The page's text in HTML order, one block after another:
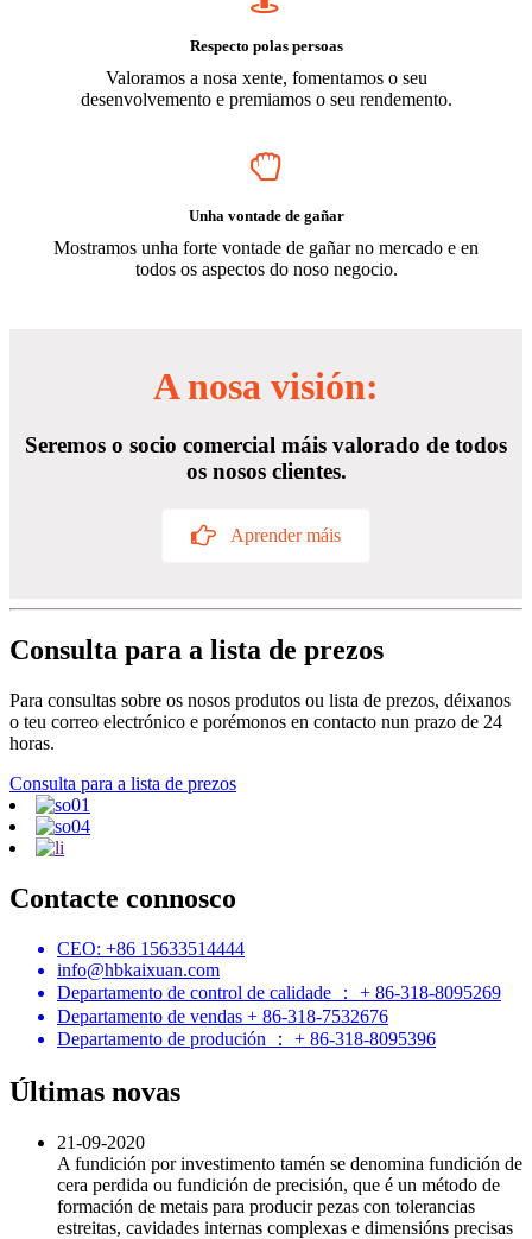
Respecto polas persoas
Valoramos a nosa xente, fomentamos o seu
desenvolvemento e premiamos o seu rendemento.
Unha vontade de gañar
Mostramos unha forte vontade de gañar no mercado e en
todos os aspectos do noso negocio.
A nosa visión:
Seremos o socio comercial máis valorado de todos
os nosos clientes.
Aprender máis
Consulta para a lista de prezos
Para consultas sobre os nosos produtos ou lista de prezos, déixanos
o teu correo electrónico e porémonos en contacto nun prazo de 24
horas.
Consulta para a lista de prezos
Contacte connosco
CEO: +86 15633514444
info@hbkaixuan.com
Departamento de control de calidade ： + 86-318-8095269
Departamento de vendas + 86-318-7532676
Departamento de produción ： + 86-318-8095396
Últimas novas
21-09-2020
A fundición por investimento tamén se denomina fundición de
cera perdida ou fundición de precisión, que é un método de
formación de metais para producir pezas con tolerancias
estreitas, cavidades internas complexas e dimensións precisas